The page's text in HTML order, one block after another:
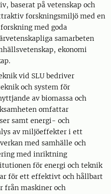
baserat på vetenskap och
forskningsmiljö med en
med goda
samarbeten
ekonomi
vid SLU bedriver
och system för
av biomassa och
omfattar
samt energi- och
av miljöeffekter i ett
med samhälle och
med inriktning
för energi och teknik
för ett effektivt och hållbart
från maskiner och